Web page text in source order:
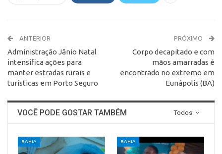
ANTERIOR
Administração Jânio Natal
intensifica ações para
manter estradas rurais e
turísticas em Porto Seguro
PRÓXIMO
Corpo decapitado e com
mãos amarradas é
encontrado no extremo em
Eunápolis (BA)
Todos
VOCÊ PODE GOSTAR TAMBÉM
BAHIA BAHIA